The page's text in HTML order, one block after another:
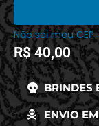
Não sei meu CEP
R$40,00
BRINDES
ENVIO